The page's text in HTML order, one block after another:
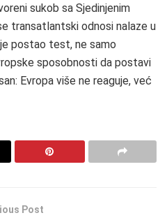
sukob sa Sjedinjenim
transatlantski odnosi nalaze u
postao test, ne samo
sposobnosti da postavi
Evropa više ne reaguje, već
Post